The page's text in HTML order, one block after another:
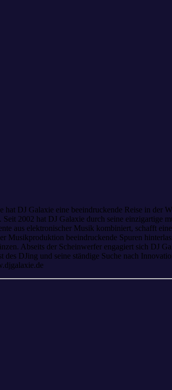
DJ Galaxie eine beeindruckende Reise in der
2002 hat DJ Galaxie durch seine einzigartige
aus elektronischer Musik kombiniert, schafft
beeindruckende Spuren
Abseits der Scheinwerfer engagiert sich DJ
DJing und seine ständige Suche nach